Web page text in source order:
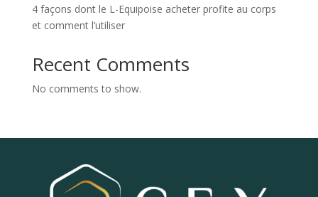
4 façons dont le L-Equipoise acheter profite au corps
et comment l’utiliser
Recent Comments
No comments to show.